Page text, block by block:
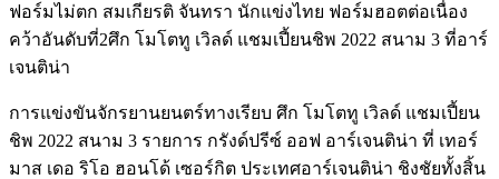
ฟอร์มไม่ตก สมเกียรติ จันทรา นักแข่งไทย ฟอร์มฮอตต่อเนื่อง
คว้าอันดับที่2ศึก โมโตทู เวิลด์ แชมเปี้ยนชิพ 2022 สนาม 3 ที่อาร์
เจนติน่า
การแข่งขันจักรยานยนตร์ทางเรียบ ศึก โมโตทู เวิลด์ แชมเปี้ยน
ชิพ 2022 สนาม 3 รายการ กรังด์ปรีซ์ ออฟ อาร์เจนติน่า ที่ เทอร์
มาส เดอ ริโอ ฮอนโด้ เซอร์กิต ประเทศอาร์เจนติน่า ชิงชัยทั้งสิ้น